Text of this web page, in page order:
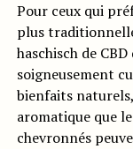
Pour ceux qui
plus
haschisch de
soigneusement
bienfaits
aromatique que
chevronnés